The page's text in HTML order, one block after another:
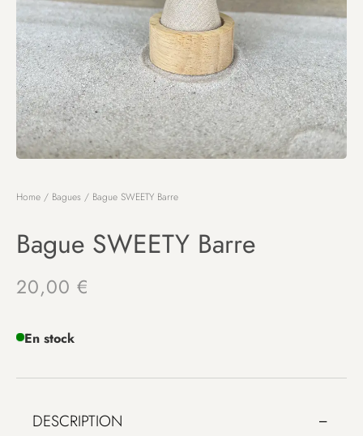
Home / Bagues / Bague SWEETY Barre
Bague SWEETY Barre
20,00 €
En stock
DESCRIPTION